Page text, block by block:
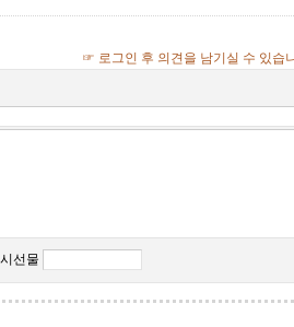
☞ 로그인 후 의견을 남기실 수 있습
선물